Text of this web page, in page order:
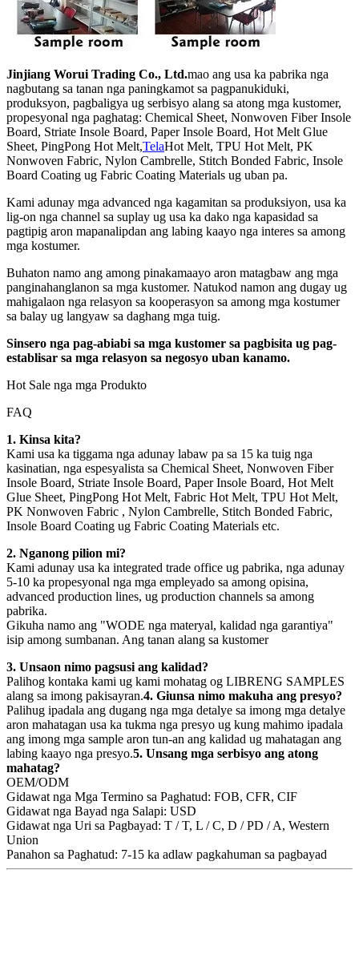
Jinjiang Worui Trading Co., Ltd.mao ang usa ka pabrika nga
nagbutang sa tanan nga paningkamot sa pagpanukiduki,
produksyon, pagbaligya ug serbisyo alang sa atong mga kustomer,
propesyonal nga paghatag: Chemical Sheet, Nonwoven Fiber Insole
Board, Striate Insole Board, Paper Insole Board, Hot Melt Glue
Sheet, PingPong Hot Melt,TelaHot Melt, TPU Hot Melt, PK
Nonwoven Fabric, Nylon Cambrelle, Stitch Bonded Fabric, Insole
Board Coating ug Fabric Coating Materials ug uban pa.
Kami adunay mga advanced nga kagamitan sa produksiyon, usa ka
lig-on nga channel sa suplay ug usa ka dako nga kapasidad sa
pagtipig aron mapanalipdan ang labing kaayo nga interes sa among
mga kostumer.
Buhaton namo ang among pinakamaayo aron matagbaw ang mga
panginahanglanon sa mga kustomer. Natukod namon ang dugay ug
mahigalaon nga relasyon sa kooperasyon sa among mga kostumer
sa balay ug langyaw sa daghang mga tuig.
Sinsero nga pag-abiabi sa mga kustomer sa pagbisita ug pag-
establisar sa mga relasyon sa negosyo uban kanamo.
Hot Sale nga mga Produkto
FAQ
1. Kinsa kita?
Kami usa ka tiggama nga adunay labaw pa sa 15 ka tuig nga
kasinatian, nga espesyalista sa Chemical Sheet, Nonwoven Fiber
Insole Board, Striate Insole Board, Paper Insole Board, Hot Melt
Glue Sheet, PingPong Hot Melt, Fabric Hot Melt, TPU Hot Melt,
PK Nonwoven Fabric , Nylon Cambrelle, Stitch Bonded Fabric,
Insole Board Coating ug Fabric Coating Materials etc.
2. Nganong pilion mi?
Kami adunay usa ka integrated trade office ug pabrika, nga adunay
5-10 ka propesyonal nga mga empleyado sa among opisina,
advanced production lines, ug production channels sa among
pabrika.
Gikuha namo ang "WODE nga materyal, kalidad nga garantiya"
isip among sumbanan. Ang tanan alang sa kustomer
3. Unsaon nimo pagsusi ang kalidad?
Palihog kontaka kami ug kami mohatag og LIBRENG SAMPLES
alang sa imong pakisayran.4. Giunsa nimo makuha ang presyo?
Palihug ipadala ang dugang nga mga detalye sa imong mga detalye
aron mahatagan usa ka tukma nga presyo ug kung mahimo ipadala
ang imong mga sample aron tun-an ang kalidad ug mahatagan ang
labing kaayo nga presyo.5. Unsang mga serbisyo ang atong
mahatag?
OEM/ODM
Gidawat nga Mga Termino sa Paghatud: FOB, CFR, CIF
Gidawat nga Bayad nga Salapi: USD
Gidawat nga Uri sa Pagbayad: T / T, L / C, D / PD / A, Western
Union
Panahon sa Paghatud: 7-15 ka adlaw pagkahuman sa pagbayad